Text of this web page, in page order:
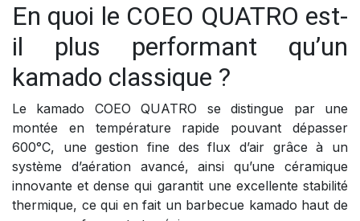
En quoi le COEO QUATRO est-
il plus performant qu’un
kamado classique ?
Le kamado COEO QUATRO se distingue par une
montée en température rapide pouvant dépasser
600°C, une gestion fine des flux d’air grâce à un
système d’aération avancé, ainsi qu’une céramique
innovante et dense qui garantit une excellente stabilité
thermique, ce qui en fait un barbecue kamado haut de